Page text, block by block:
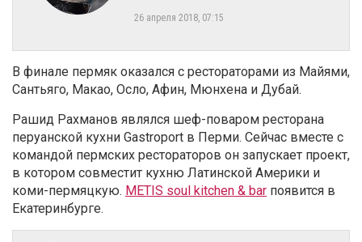
26 апреля 2018, 07:15
В финале пермяк оказался с рестораторами из Майями,
Сантьяго, Макао, Осло, Афин, Мюнхена и Дубай.
Рашид Рахманов являлся шеф-поваром ресторана
перуанской кухни Gastroport в Перми. Сейчас вместе с
командой пермских рестораторов он запускает проект,
в котором совместит кухню Латинской Америки и
коми-пермяцкую. METIS soul kitchen & bar появится в
Екатеринбурге.